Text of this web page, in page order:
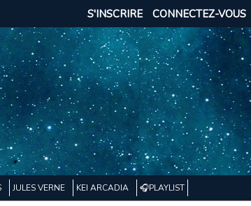
CONNECTEZ-VOUS
S'INSCRIRE
JULES VERNE KEI ARCADIA 🎧PLAYLIST